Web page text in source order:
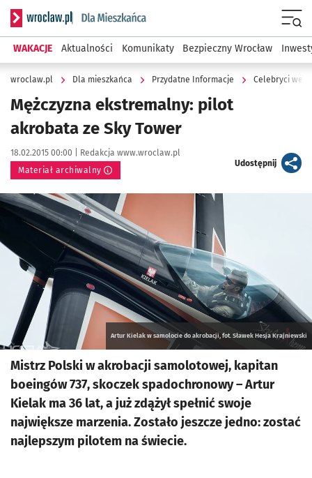
Serwis informacyjny wroclaw.pl podserwis: Dla mieszkańca
WAKACJE Aktualności Komunikaty Bezpieczny Wrocław
wroclaw.pl Dla mieszkańca Przydatne Informacje Celebryci we
Mężczyzna ekstremalny: pilot
akrobata ze Sky Tower
Data publikacji:
18.02.2015 00:00 | Autor:
Redakcja www.wroclaw.pl
Materiał archiwalny
Udostępnijartykuł
Kliknij, aby powiększyć
Artur Kielak w samolocie do akrobacji, fot. Sławek Hesja Krajniewski
Mistrz Polski w akrobacji samolotowej, kapitan
boeingów 737, skoczek spadochronowy – Artur
Kielak ma 36 lat, a już zdążył spełnić swoje
największe marzenia. Zostało jeszcze jedno: zostać
najlepszym pilotem na świecie.